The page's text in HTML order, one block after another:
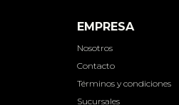
EMPRESA
Nosotros
Contacto
Términos y condiciones
Sucursales